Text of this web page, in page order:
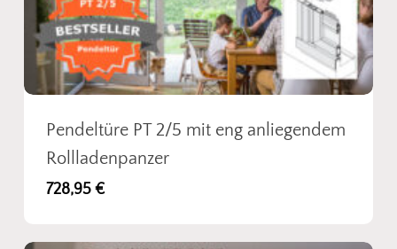
Pendeltüre PT 2/5 mit eng anliegendem
Rollladenpanzer
728,95 €